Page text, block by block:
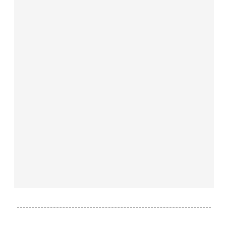
----------------------------------------------------------------